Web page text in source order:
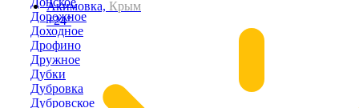
Акимовка, Крым
+24°
Дорожное
Доходное
Дрофино
Дружное
Дубки
Дубровка
Дубровское